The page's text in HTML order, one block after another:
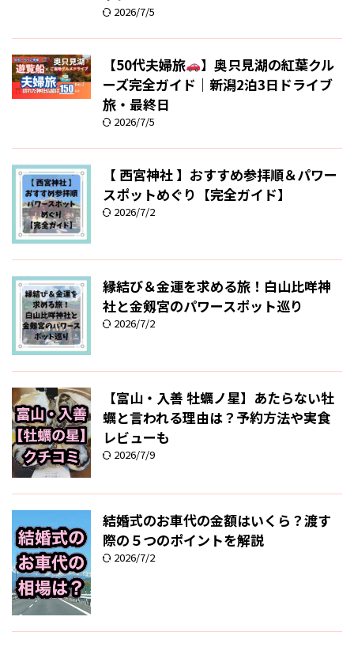
2026/7/5
【50代夫婦旅
】奥只見湖の紅葉クル
ーズ完全ガイド｜新潟2泊3日ドライブ
旅・最終日
2026/7/5
【 西宮神社 】おすすめ参拝順＆パワー
スポットめぐり【完全ガイド】
2026/7/2
縁結び＆金運を求める旅！白山比咩神
社と金剱宮のパワースポット巡り
2026/7/2
【富山・入善 牡蠣ノ星】あたらない牡
蠣と言われる理由は？予約方法や実食
レビューも
2026/7/9
結婚式のお車代の金額はいくら？渡す
際の５つのポイントを解説
2026/7/2